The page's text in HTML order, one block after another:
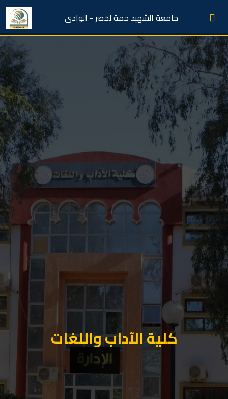
جامعة الشهيد حمة لخضر - الوادي
كلية الآداب واللغات